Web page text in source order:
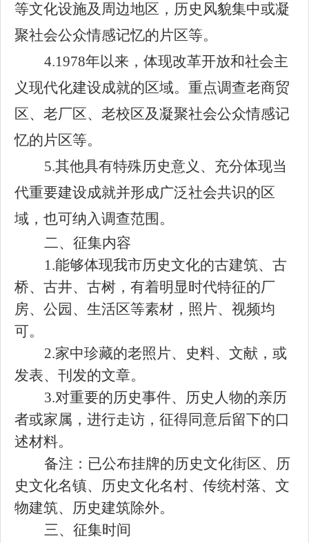
等文化设施及周边地区，历史风貌集中或凝
聚社会公众情感记忆的片区等。
4.1978年以来，体现改革开放和社会主
义现代化建设成就的区域。重点调查老商贸
区、老厂区、老校区及凝聚社会公众情感记
忆的片区等。
5.其他具有特殊历史意义、充分体现当
代重要建设成就并形成广泛社会共识的区
域，也可纳入调查范围。
二、征集内容
1.能够体现我市历史文化的古建筑、古
桥、古井、古树，有着明显时代特征的厂
房、公园、生活区等素材，照片、视频均
可。
2.家中珍藏的老照片、史料、文献，或
发表、刊发的文章。
3.对重要的历史事件、历史人物的亲历
者或家属，进行走访，征得同意后留下的口
述材料。
备注：已公布挂牌的历史文化街区、历
史文化名镇、历史文化名村、传统村落、文
物建筑、历史建筑除外。
三、征集时间